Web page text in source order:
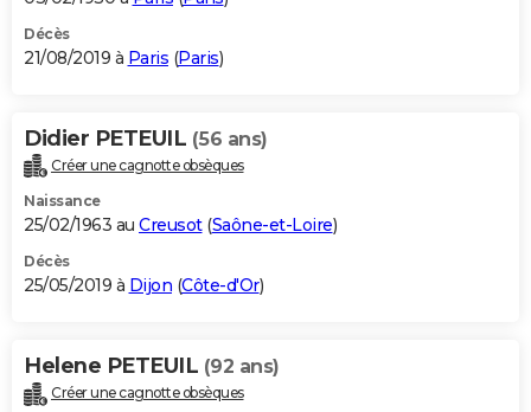
Décès
21/08/2019 à Paris (Paris)
Didier PETEUIL (56 ans)
Créer une cagnotte obsèques
Naissance
25/02/1963 au Creusot(Saône-et-Loire)
Décès
25/05/2019 à Dijon (Côte-d'Or)
Helene PETEUIL (92 ans)
Créer une cagnotte obsèques